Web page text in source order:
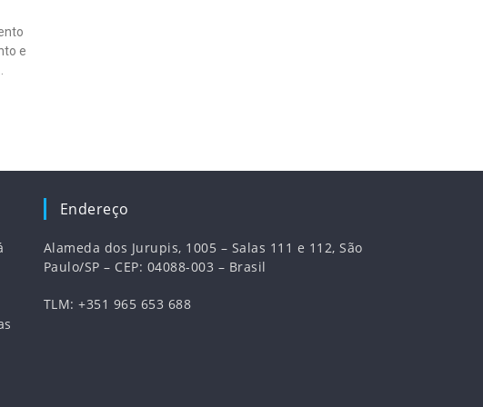
e
Endereço
Alameda dos Jurupis, 1005 – Salas 111 e 112, São
Paulo/SP – CEP: 04088-003 – Brasil
TLM: +351 965 653 688